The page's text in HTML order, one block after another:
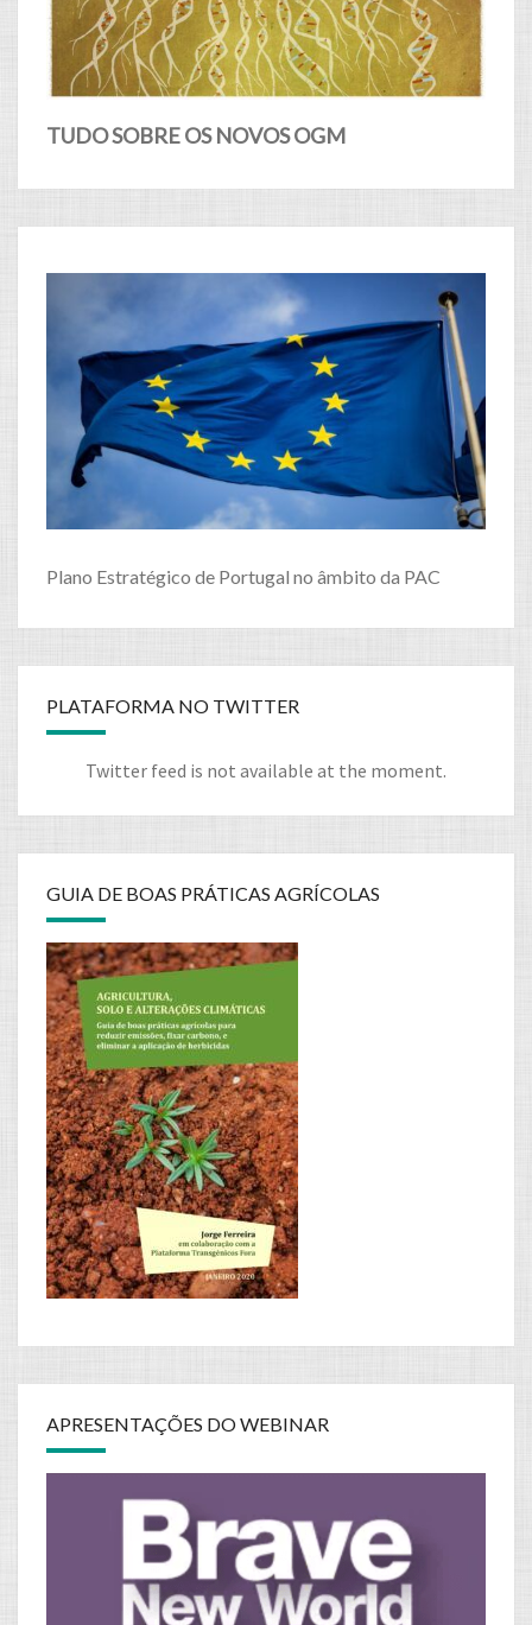
TUDO SOBRE OS NOVOS OGM
Plano Estratégico de Portugal no âmbito da PAC
PLATAFORMA NO TWITTER
Twitter feed is not available at the moment.
GUIA DE BOAS PRÁTICAS AGRÍCOLAS
APRESENTAÇÕES DO WEBINAR